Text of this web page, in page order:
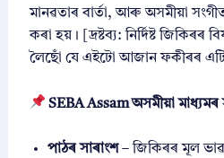
মানৱতাৰ বাৰ্তা, আৰু অসমীয়া
কৰা হয়। [দ্ৰষ্টব্য: নিৰ্দিষ্ট জিকিৰৰ
লৈছোঁ যে এইটো আজান ফকীৰৰ এটি
SEBA Assam অসমীয়া মাধ্যমৰ
পাঠৰ সাৰাংশ– জিকিৰৰ মূল